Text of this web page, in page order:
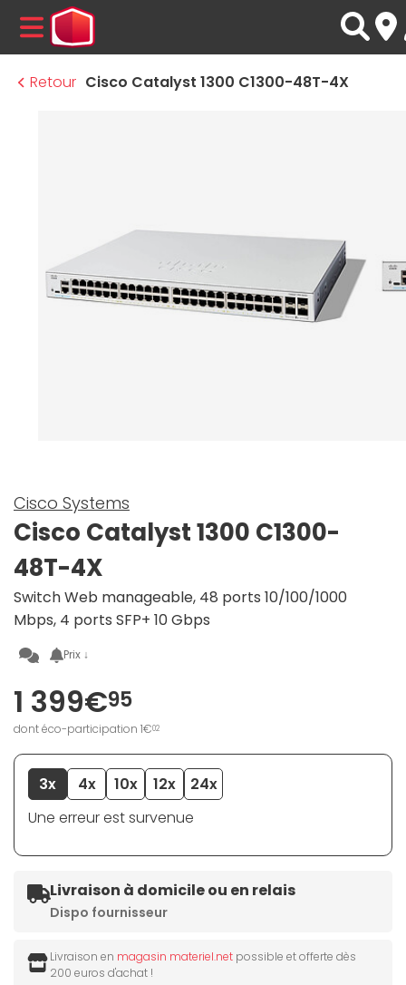
MENU
Retour Cisco Catalyst 1300 C1300-48T-4X
Cisco Systems
Cisco Catalyst 1300 C1300-
48T-4X
Switch Web manageable, 48 ports 10/100/1000
Mbps, 4 ports SFP+ 10 Gbps
Prix ↓
1 399€95
dont éco-participation 1€02
3x 4x 10x 12x
24x
Une erreur est survenue
Livraison à domicile ou en relais
Dispo fournisseur
Livraison en magasin materiel.net possible et offerte dès
200 euros d'achat !